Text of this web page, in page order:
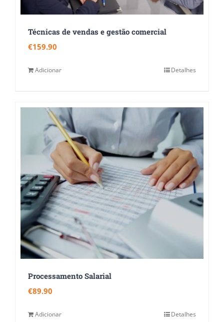
Técnicas de vendas e gestão comercial
€159.90
Adicionar Detalhes
Processamento Salarial
€89.90
Adicionar Detalhes